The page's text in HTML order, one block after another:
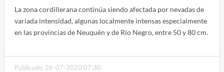
La zona cordillerana continúa siendo afectada por nevadas de
variada intensidad, algunas localmente intensas especialmente
en las provincias de Neuquén y de Río Negro, entre 50 y 80 cm.
Publicado: 26-07-2020 07:30